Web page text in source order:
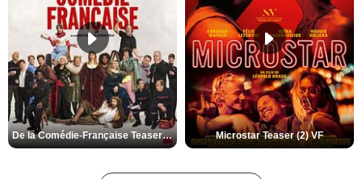
De la Comédie-Française Teaser (3) VF Microstar Teaser (2) VF